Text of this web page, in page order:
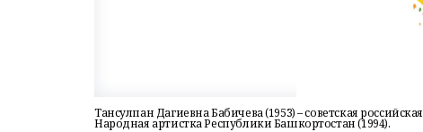
Тансулпан Дагиевна Бабичева (1953) – советская
Народная артистка Республики Башкортостан (1994).